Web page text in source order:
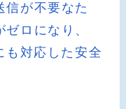
信が不要なた
ロになり、
も対応した安全